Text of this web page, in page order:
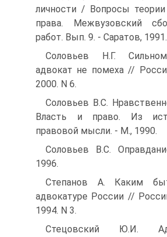
личности / Вопросы теории
права. Межвузовский
работ. Вып. 9. - Саратов, 1991.
Соловьев Н.Г.
адвокат не помеха //
2000. N 6.
Соловьев В.С.
Власть и право. Из
правовой мысли. - М., 1990.
Соловьев В.С.
1996.
Степанов А. Каким
адвокатуре России //
1994. N 3.
Стецовский Ю.И.